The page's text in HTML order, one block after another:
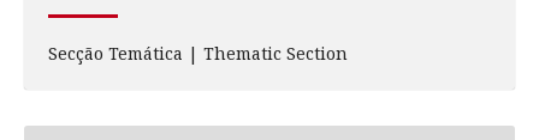
Secção Temática | Thematic Section